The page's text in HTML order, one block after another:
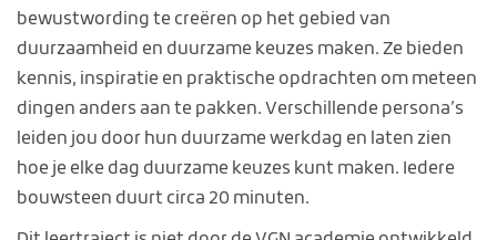
bewustwording te creëren op het gebied van
duurzaamheid en duurzame keuzes maken. Ze bieden
kennis, inspiratie en praktische opdrachten om meteen
dingen anders aan te pakken. Verschillende persona’s
leiden jou door hun duurzame werkdag en laten zien
hoe je elke dag duurzame keuzes kunt maken. Iedere
bouwsteen duurt circa 20 minuten.